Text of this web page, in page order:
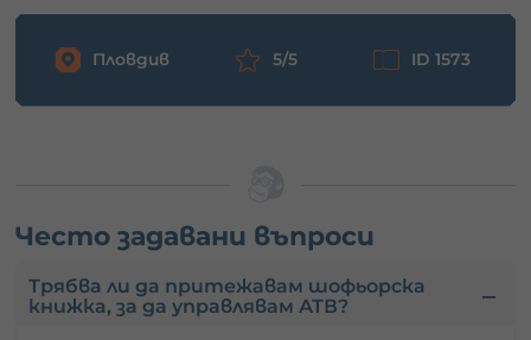
Пловдив 5/5 ID 1573
Често задавани въпроси
Трябва ли да притежавам шофьорска
книжка, за да управлявам АТВ?